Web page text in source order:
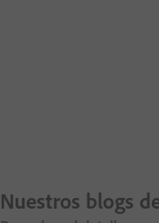
Nuestros blogs